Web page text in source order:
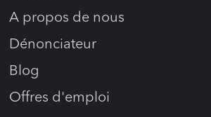
A propos de nous
Dénonciateur
Blog
Offres d'emploi